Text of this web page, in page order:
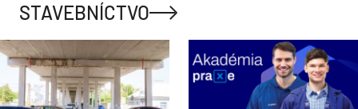
STAVEBNÍCTVO